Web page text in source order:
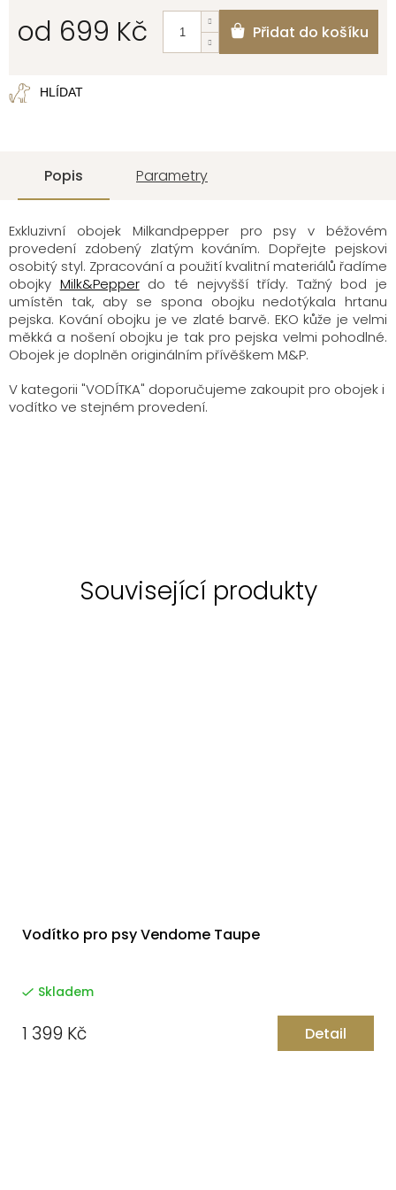
od 699 Kč Přidat do košíku
HLÍDAT
Související produkty
Vodítko pro psy Vendome Taupe
Skladem
1 399 Kč Detail
Popis Parametry
Exkluzivní obojek Milkandpepper pro psy v béžovém
provedení zdobený zlatým kováním. Dopřejte pejskovi
osobitý styl. Zpracování a použití kvalitní materiálů řadíme
obojky Milk&Pepperdo té nejvyšší třídy. Tažný bod je
umístěn tak, aby se spona obojku nedotýkala hrtanu
pejska. Kování obojku je ve zlaté barvě. EKO kůže je velmi
měkká a nošení obojku je tak pro pejska velmi pohodlné.
Obojek je doplněn originálním přívěškem M&P.
V kategorii "VODÍTKA" doporučujeme zakoupit pro obojek i
vodítko ve stejném provedení.